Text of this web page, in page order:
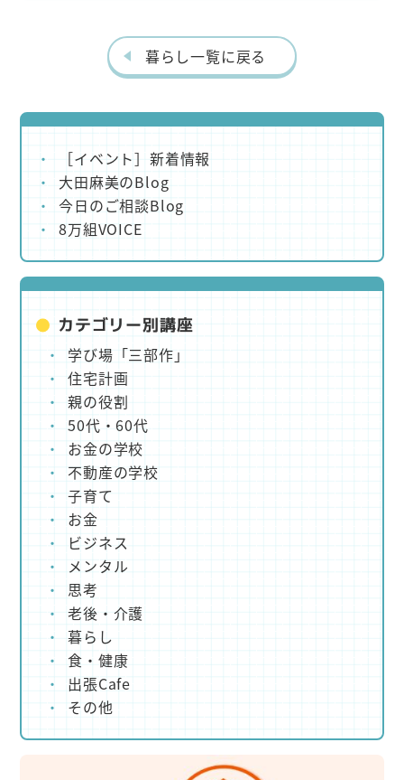
暮らし一覧に戻る
［イベント］新着情報
大田麻美のBlog
今日のご相談Blog
8万組VOICE
カテゴリー別講座
学び場「三部作」
住宅計画
親の役割
50代・60代
お金の学校
不動産の学校
子育て
お金
ビジネス
メンタル
思考
老後・介護
暮らし
食・健康
出張Cafe
その他